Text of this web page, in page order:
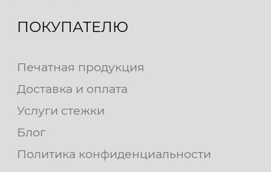
ПОКУПАТЕЛЮ
Печатная продукция
Доставка и оплата
Услуги стежки
Блог
Политика конфиденциальности